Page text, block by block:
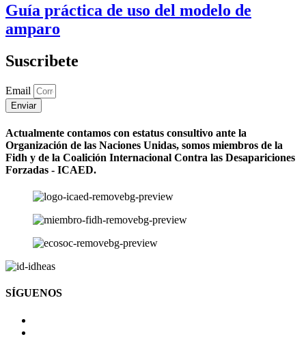
Guía práctica de uso del modelo de
amparo
Suscribete
Email
Enviar
Actualmente contamos con estatus consultivo ante la
Organización de las Naciones Unidas, somos miembros de la
Fidh y de la Coalición Internacional Contra las Desapariciones
Forzadas - ICAED.
SÍGUENOS